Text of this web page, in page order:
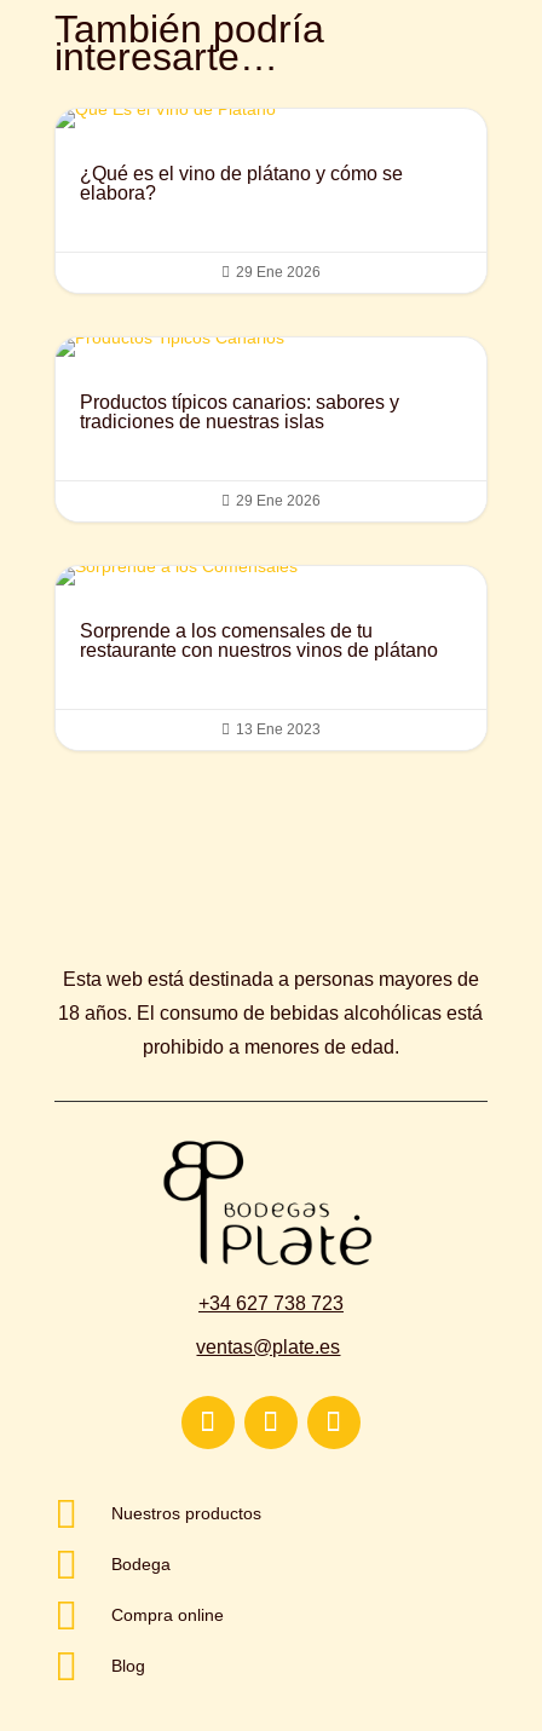
También podría
interesarte…
¿Qué es el vino de plátano y cómo se
elabora?
 29 Ene 2026
Productos típicos canarios: sabores y
tradiciones de nuestras islas
 29 Ene 2026
Sorprende a los comensales de tu
restaurante con nuestros vinos de plátano
 13 Ene 2023
Esta web está destinada a personas mayores de
18 años. El consumo de bebidas alcohólicas está
prohibido a menores de edad.
+34 627 738 723
ventas@plate.es
 Nuestros productos
 Bodega
 Compra online
 Blog